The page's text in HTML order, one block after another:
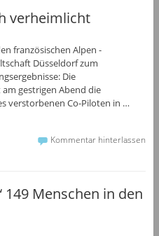
verheimlicht
französischen Alpen -
Düsseldorf zum
Die
gestrigen Abend die
verstorbenen Co-Piloten in …
Kommentar hinterlassen
149 Menschen in den